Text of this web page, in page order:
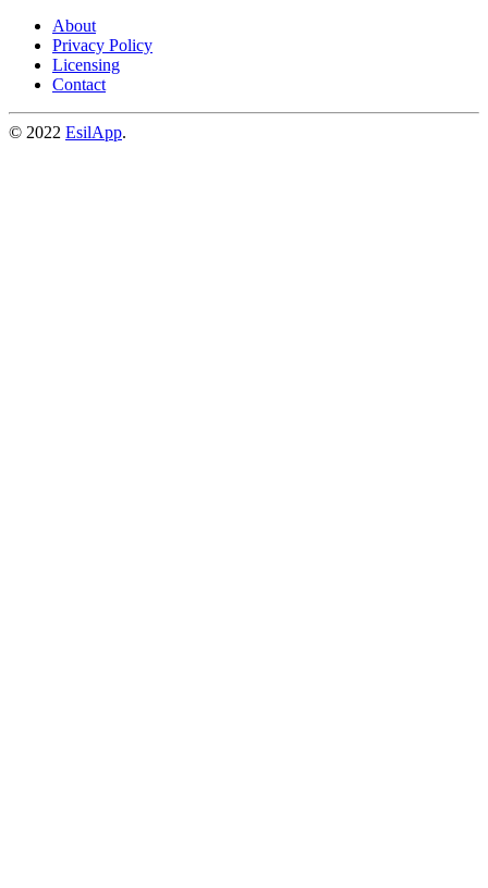
About
Privacy Policy
Licensing
Contact
© 2022 EsilApp.